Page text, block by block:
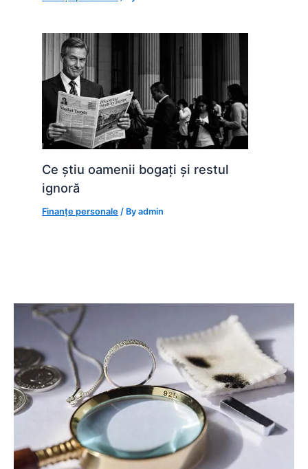
Ce știu oamenii bogați și restul
ignoră
Finanțe personale / Byadmin